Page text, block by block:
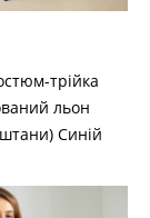
трійка
льон
Синій